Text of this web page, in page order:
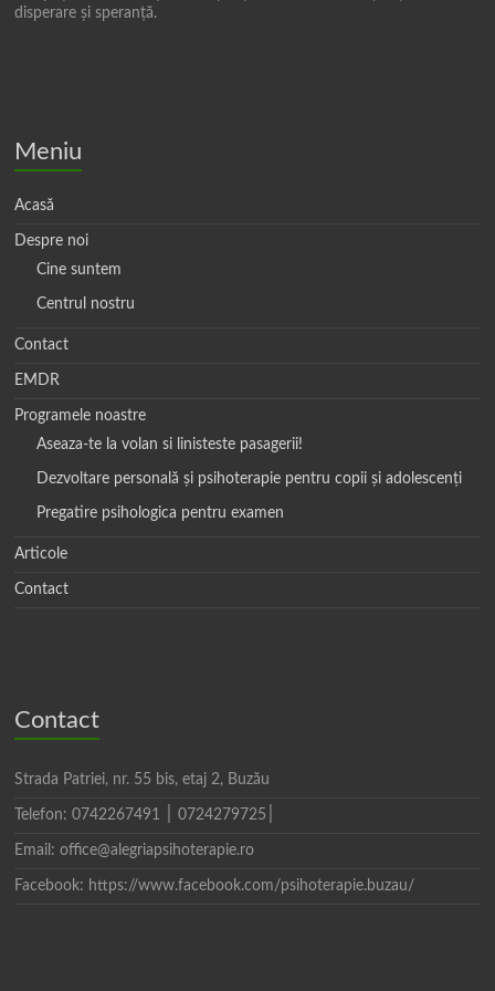
disperare și speranță.
Meniu
Acasă
Despre noi
Cine suntem
Centrul nostru
Contact
EMDR
Programele noastre
Aseaza-te la volan si linisteste pasagerii!
Dezvoltare personală și psihoterapie pentru copii și adolescenți
Pregatire psihologica pentru examen
Articole
Contact
Contact
Strada Patriei, nr. 55 bis, etaj 2, Buzău
Email: office@alegriapsihoterapie.ro
Facebook: https://www.facebook.com/psihoterapie.buzau/